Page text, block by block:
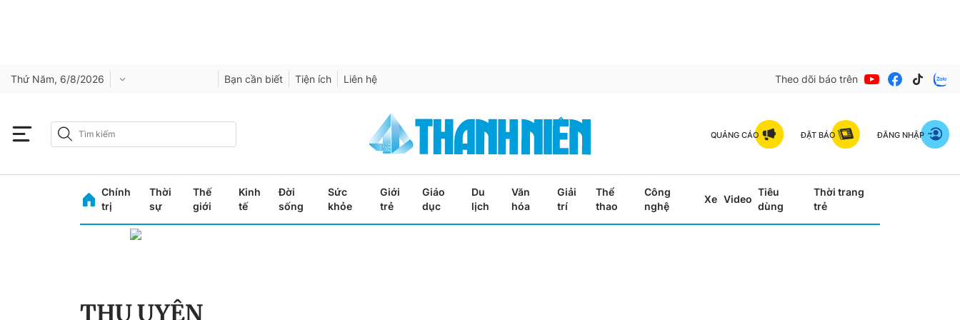
Thứ Năm, 6/8/2026 Bạn cần biết Tiện ích Liên hệ Theo dõi báo trên
QUẢNG CÁO ĐẶT BÁO ĐĂNG NHẬP
Chính
trị
Thời
sự
Thế
giới
Kinh
tế
Đời
sống
Sức
khỏe
Giới
trẻ
Giáo
dục
Du
lịch
Văn
hóa
Giải
trí
Thể
thao
Công
nghệ
Xe Video
Tiêu
dùng
Thời trang
trẻ
THU UYÊN